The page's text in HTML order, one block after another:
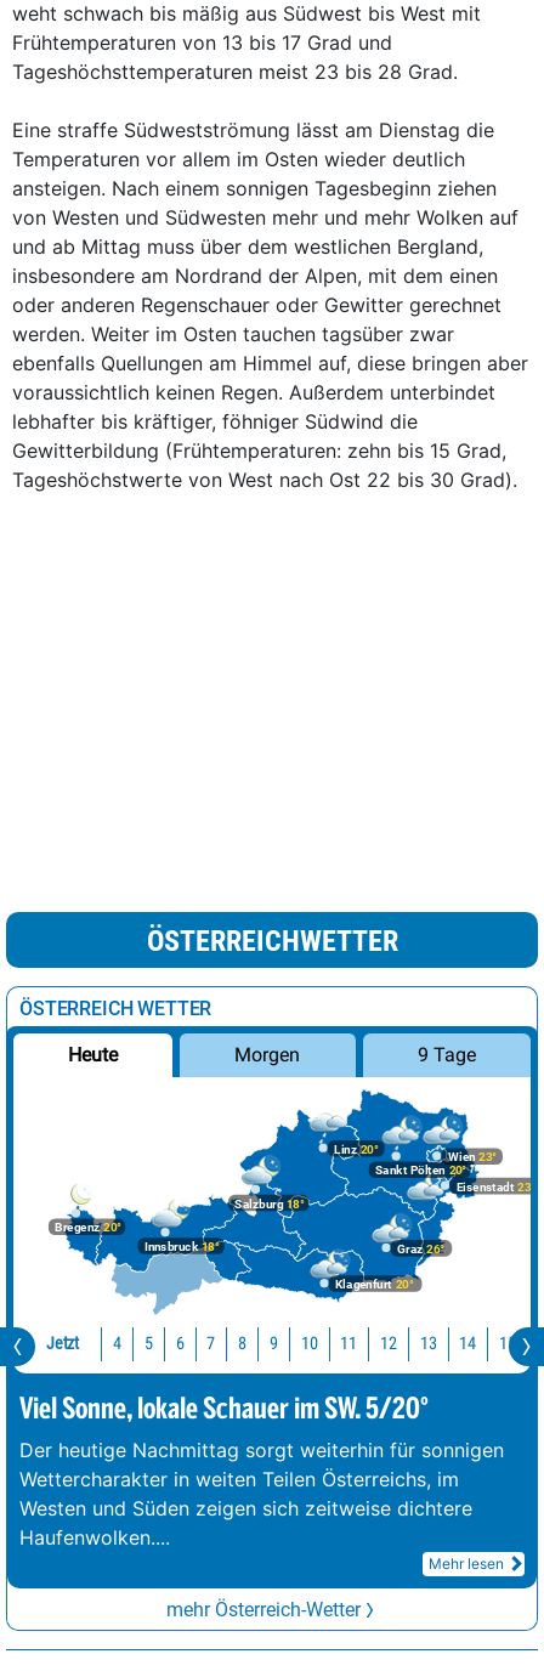
weht schwach bis mäßig aus Südwest bis West mit
Frühtemperaturen von 13 bis 17 Grad und
Tageshöchsttemperaturen meist 23 bis 28 Grad.
Eine straffe Südwestströmung lässt am Dienstag die
Temperaturen vor allem im Osten wieder deutlich
ansteigen. Nach einem sonnigen Tagesbeginn ziehen
von Westen und Südwesten mehr und mehr Wolken auf
und ab Mittag muss über dem westlichen Bergland,
insbesondere am Nordrand der Alpen, mit dem einen
oder anderen Regenschauer oder Gewitter gerechnet
werden. Weiter im Osten tauchen tagsüber zwar
ebenfalls Quellungen am Himmel auf, diese bringen aber
voraussichtlich keinen Regen. Außerdem unterbindet
lebhafter bis kräftiger, föhniger Südwind die
Gewitterbildung (Frühtemperaturen: zehn bis 15 Grad,
Tageshöchstwerte von West nach Ost 22 bis 30 Grad).
ÖSTERREICHWETTER
ÖSTERREICH WETTER
Heute Morgen 9 Tage
Bregenz20°
Graz26°
Innsbruck18°
Klagenfurt 20°
Linz20°
Salzburg18°
Wien 23°
Eisenstadt 23°
Sankt Pölten 20°
Jetzt 4 5 6 7 8 9 10 11 12 13 14 15
Viel Sonne, lokale Schauer im SW. 5/20°
Der heutige Nachmittag sorgt weiterhin für sonnigen
Wettercharakter in weiten Teilen Österreichs, im
Westen und Süden zeigen sich zeitweise dichtere
Haufenwolken....
Mehr lesen
mehr Österreich-Wetter